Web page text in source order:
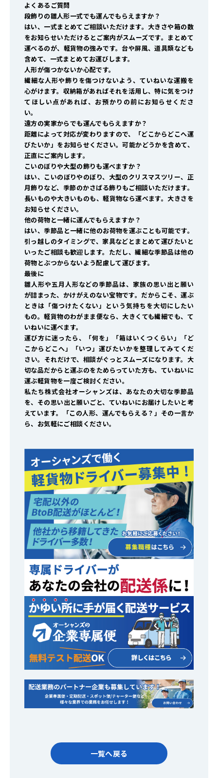
よくあるご質問
段飾りの雛人形一式でも運んでもらえますか？
はい、一式まとめてご相談いただけます。大きさや箱の数
をお知らせいただけるとご案内がスムーズです。まとめて
運べるのが、軽貨物の強みです。台や屏風、道具類なども
含めて、一式まとめてお運びします。
人形が傷つかないか心配です。
繊細な人形や飾りを傷つけないよう、ていねいな運搬を
心がけます。収納箱があればそれを活用し、特に気をつけ
てほしい点があれば、お預かりの前にお知らせくださ
い。
遠方の実家からでも運んでもらえますか？
距離によって対応が変わりますので、「どこからどこへ運
びたいか」をお知らせください。可能かどうかを含めて、
正直にご案内します。
こいのぼりや大型の飾りも運べますか？
はい、こいのぼりやのぼり、大型のクリスマスツリー、正
月飾りなど、季節のかさばる飾りもご相談いただけます。
長いものや大きいものも、軽貨物なら運べます。大きさを
お知らせください。
他の荷物と一緒に運んでもらえますか？
はい、季節品と一緒に他のお荷物を運ぶことも可能です。
引っ越しのタイミングで、家具などとまとめて運びたいと
いったご相談も歓迎します。ただし、繊細な季節品は他の
荷物とぶつからないよう配慮して運びます。
最後に
雛人形や五月人形などの季節品は、家族の思い出と願い
が詰まった、かけがえのない宝物です。だからこそ、運ぶ
ときは「傷つけたくない」という気持ちを大切にしたい
もの。軽貨物のわがまま便なら、大きくても繊細でも、て
いねいに運べます。
運び方に迷ったら、「何を」「箱はいくつくらい」「ど
こからどこへ」「いつ」運びたいかを整理してみてくだ
さい。それだけで、相談がぐっとスムーズになります。大
切な品だからと運ぶのをためらっていた方も、ていねいに
運ぶ軽貨物を一度ご検討ください。
私たち株式会社オーシャンズは、あなたの大切な季節品
を、その思い出と願いごと、ていねいにお届けしたいと考
えています。「この人形、運んでもらえる？」――その一言か
ら、お気軽にご相談ください。
一覧へ戻る